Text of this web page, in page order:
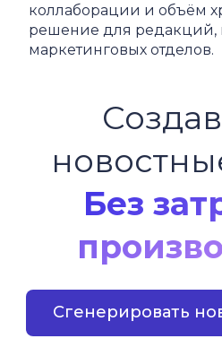
коллаборации и объём
решение для редакций,
маркетинговых отделов.
Без
Сгенерировать